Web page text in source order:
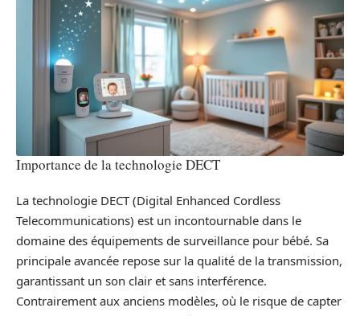
Importance de la technologie DECT
La technologie DECT (Digital Enhanced Cordless
Telecommunications) est un incontournable dans le
domaine des équipements de surveillance pour bébé. Sa
principale avancée repose sur la qualité de la transmission,
garantissant un son clair et sans interférence.
Contrairement aux anciens modèles, où le risque de capter